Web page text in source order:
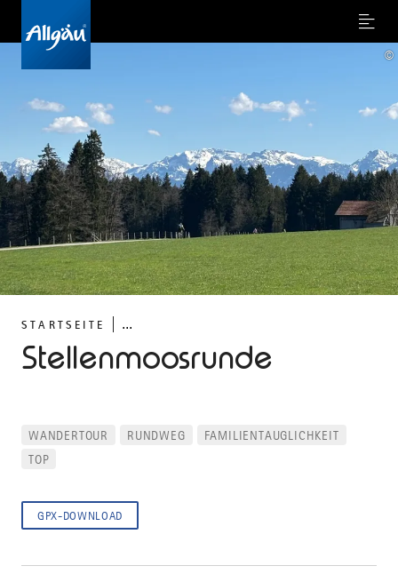
Menu
STARTSEITE ...
Stellenmoosrunde
©
WANDERTOUR RUNDWEG
FAMILIENTAUGLICHKEIT
TOP
GPX-DOWNLOAD